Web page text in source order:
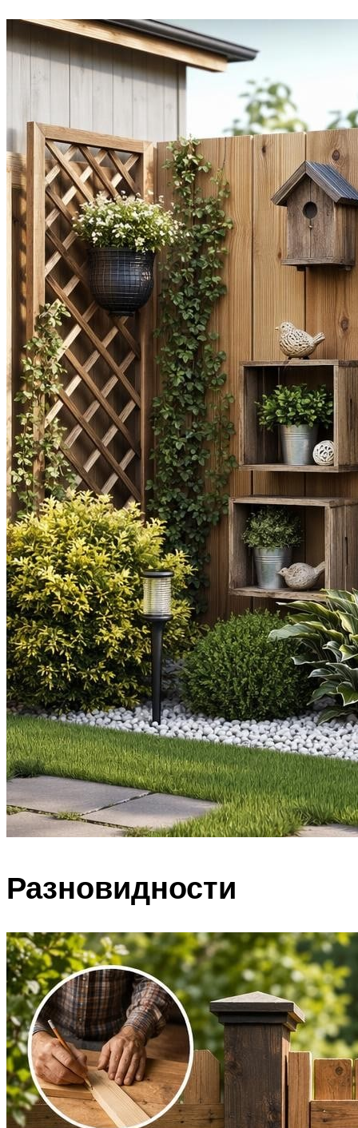
Разновидности